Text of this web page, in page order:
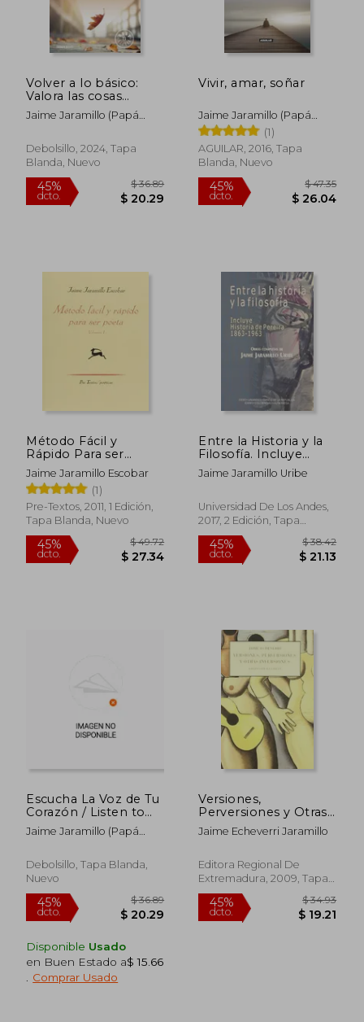
45%
dcto. $ 18.93 dcto.
Volver a lo básico:
Valora las cosas
pequeñas que la vida
te da
Jaime Jaramillo (Papá
Debolsillo, 2024, Tapa
Blanda, Nuevo
45%
dcto. $ 20.29
Vivir, amar, soñar
Jaime Jaramillo (Papá
Jaime)
(1)
AGUILAR, 2016, Tapa
Blanda, Nuevo
45%
dcto. $
Método Fácil y
Rápido Para ser
Poeta
Jaime Jaramillo Escobar
(1)
Pre-Textos, 2011, 1 Edición,
Tapa Blanda, Nuevo
45%
dcto.
$ 49.72
$ 27.34
Entre la Historia y la
Filosofía. Incluye
Historia de Pereira
1863-1963
Jaime Jaramillo Uribe
Universidad De Los Andes,
2017, 2 Edición, Tapa
Blanda, Nuevo
45%
dcto. $
Escucha La Voz de Tu
Corazón / Listen to
the Voice in Your
Heart
Jaime Jaramillo (Papá
Debolsillo, Tapa Blanda,
Nuevo
Disponible Usado
en Buen Estado a$ 15.66
Comprar Usado
Versiones,
Perversiones y Otras
Inversiones
Jaime Echeverri Jaramillo
Editora Regional De
Extremadura, 2009, Tapa
Blanda,Usado